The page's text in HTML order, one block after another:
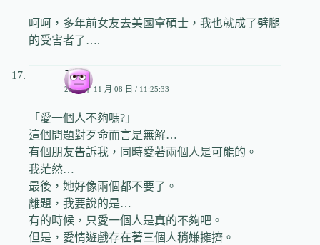
呵呵，多年前女友去美國拿碩士，我也就成了劈腿
的受害者了….
歹命
2007 年 11 月 08 日 / 11:25:33
「愛一個人不夠嗎?」
這個問題對歹命而言是無解…
有個朋友告訴我，同時愛著兩個人是可能的。
我茫然…
最後，她好像兩個都不要了。
離題，我要說的是…
有的時候，只愛一個人是真的不夠吧。
但是，愛情遊戲存在著三個人稍嫌擁擠。